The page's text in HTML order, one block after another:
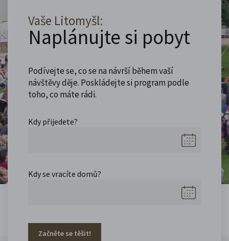
Vaše Litomyšl:
Naplánujte si pobyt
Podívejte se, co se na návrší během vaší
návštěvy děje. Poskládejte si program podle
toho, co máte rádi.
Kdy přijedete?
Kdy se vracíte domů?
Začněte se těšit!